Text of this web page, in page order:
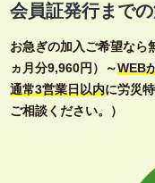
会員証発行まで
お急ぎの加入ご希望なら
ヵ月分9,960円）～WEB
通常3営業日以内に労災
ご相談ください。）